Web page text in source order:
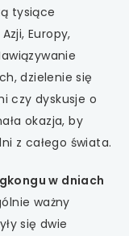
w nowej karcie
się w nowej karcie
w nowej karcie
się w nowej karcie
tysiące
Europy,
dzielenie się
czy dyskusje o
okazja, by
z całego świata.
w dniach
ważny
się dwie